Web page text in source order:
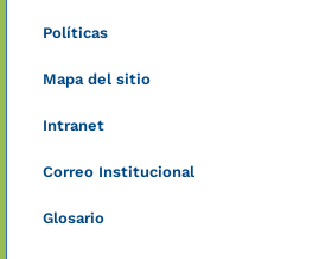
Políticas
Mapa del sitio
Intranet
Correo Institucional
Glosario